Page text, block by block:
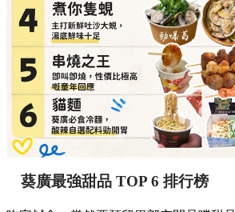
葵廣最強甜品 TOP 6 排行榜